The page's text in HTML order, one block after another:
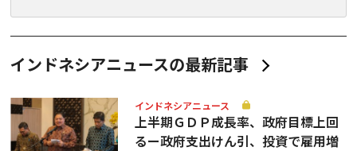
インドネシアニュースの最新記事
インドネシアニュース
上半期ＧＤＰ成長率、政府目標上回
るー政府支出けん引、投資で雇用増